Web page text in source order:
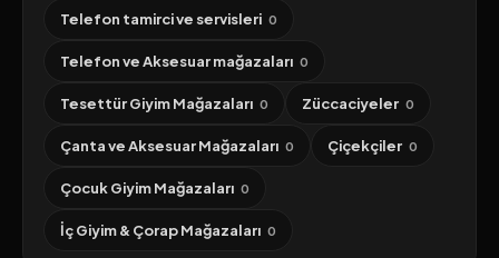
Telefon tamirci ve servisleri 0
Telefon ve Aksesuar mağazaları 0
Tesettür Giyim Mağazaları 0 Züccaciyeler 0
Çanta ve Aksesuar Mağazaları 0 Çiçekçiler 0
Çocuk Giyim Mağazaları 0
İç Giyim & Çorap Mağazaları 0